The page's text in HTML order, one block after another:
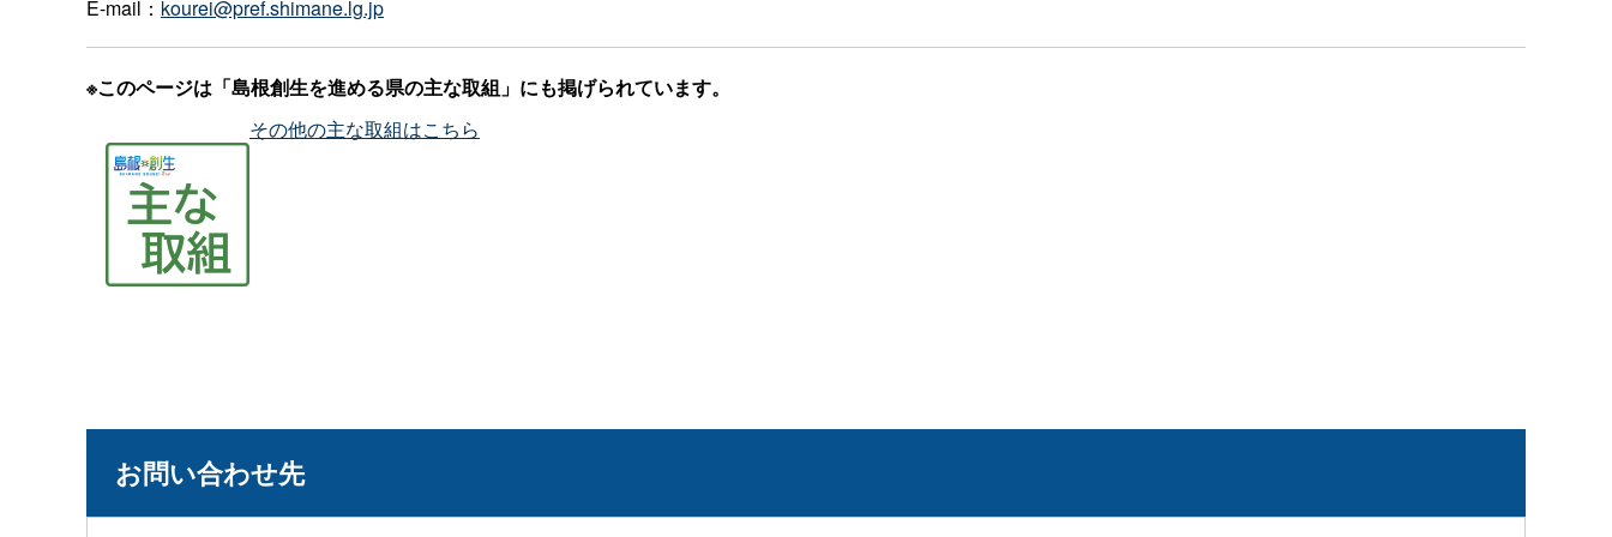
E-mail： kourei@pref.shimane.lg.jp
※このページは「島根創生を進める県の主な取組」にも掲げられています。
その他の主な取組はこちら
お問い合わせ先